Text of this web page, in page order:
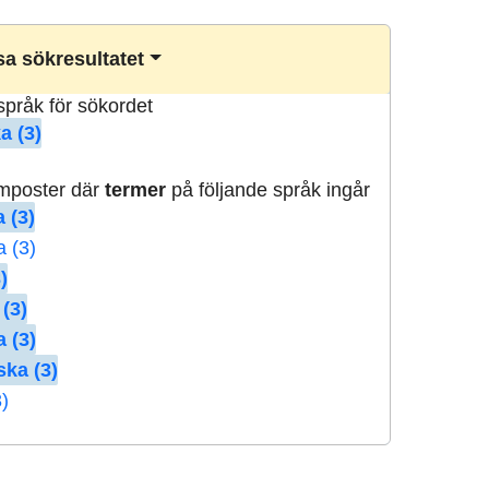
sökresultatet
för sökordet
(3)
därtermer på följande språk ingår
(3)
(3)
(3)
(3)